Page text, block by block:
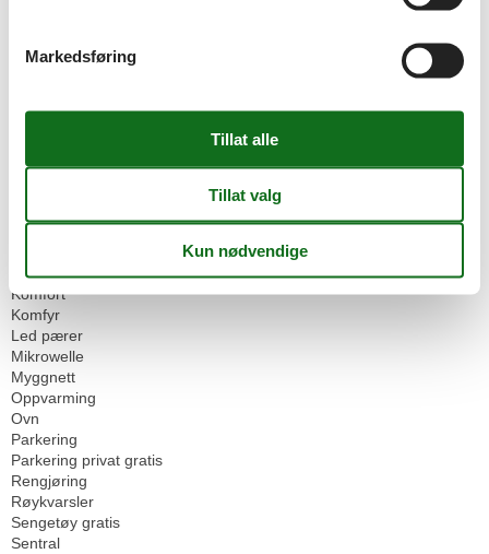
Hage
Håndklær gratis
Ingen kjæledyr tillatt
Kjøkkenkrok
Klimaanlegg
Komfort
Komfyr
Led pærer
Mikrowelle
Myggnett
Oppvarming
Ovn
Parkering
Parkering privat gratis
Rengjøring
Røykvarsler
Sengetøy gratis
Sentral
Markedsføring